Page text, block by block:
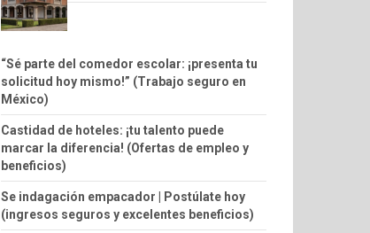
“Sé parte del comedor escolar: ¡presenta tu
solicitud hoy mismo!” (Trabajo seguro en
México)
Castidad de hoteles: ¡tu talento puede
marcar la diferencia! (Ofertas de empleo y
beneficios)
Se indagación empacador | Postúlate hoy
(ingresos seguros y excelentes beneficios)